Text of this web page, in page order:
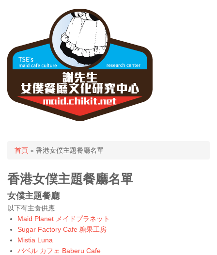
您在這裡
首頁 » 香港女僕主題餐廳名單
香港女僕主題餐廳名單
女僕主題餐廳
以下有主食供應
Maid Planet メイドプラネット
Sugar Factory Cafe 糖果工房
Mistia Luna
バベル カフェ Baberu Cafe